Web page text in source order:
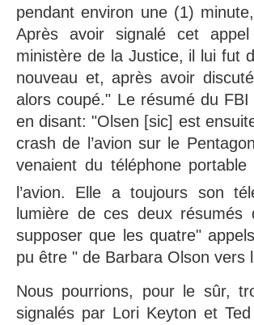
pendant environ une (1)
Après avoir signalé cet
ministère de la Justice, il lui fut
nouveau et, après avoir
alors coupé." Le résumé du
en disant: "Olsen [sic] est
crash de l’avion sur le
venaient du téléphone
l’avion. Elle a toujours son
lumière de ces deux résumés
supposer que les quatre"
pu être " de Barbara Olson vers
Nous pourrions, pour le sûr,
signalés par Lori Keyton et